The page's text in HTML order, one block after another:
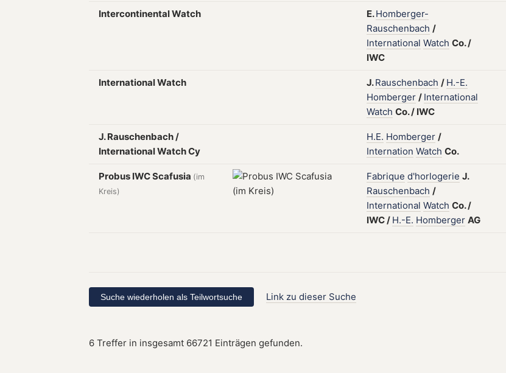
Intercontinental Watch E.Homberger-
Rauschenbach /
International Watch Co./
IWC
International Watch J.Rauschenbach / H.-E.
Homberger / International
Watch Co./ IWC
J. Rauschenbach /
International Watch Cy
H.E. Homberger /
Internation Watch Co.
Probus IWC Scafusia (im
Kreis)
Fabrique d'horlogerie J.
Rauschenbach /
International Watch Co./
IWC/ H.-E. Homberger AG
Link zu dieser Suche
6 Treffer in insgesamt 66721 Einträgen gefunden.